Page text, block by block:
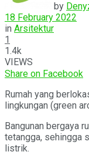
by
18 February 2022
in Arsitektur
1
1.4k
VIEWS
Share on Facebook
Rumah yang
lingkungan (green
Bangunan bergaya
tetangga, sehingga
listrik.